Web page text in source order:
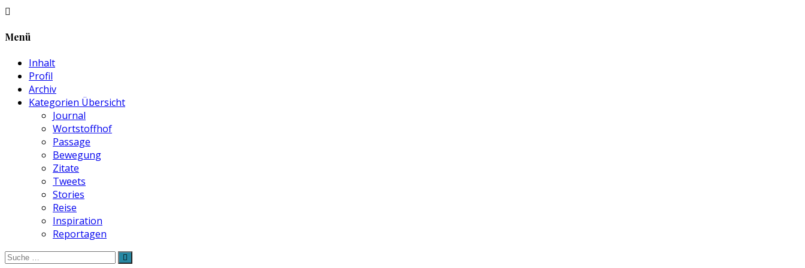
Menü
Inhalt
Profil
Archiv
Kategorien Übersicht
Journal
Wortstoffhof
Passage
Bewegung
Zitate
Tweets
Stories
Reise
Inspiration
Reportagen
Suche